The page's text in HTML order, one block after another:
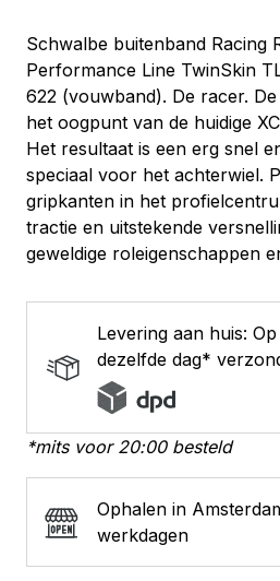
Ralph
T-
Skin
29
x
2.25
zw
vouw
aantal
Schwalbe buitenband Racing
Performance Line TwinSkin
622 (vouwband). De racer.
het oogpunt van de huidige
Het resultaat is een erg snel
speciaal voor het achterwiel.
gripkanten in het
tractie en uitstekende
geweldige roleigenschappen
Levering aan huis:
dezelfde dag*
*mits voor 20:00 besteld
Ophalen in
werkdagen